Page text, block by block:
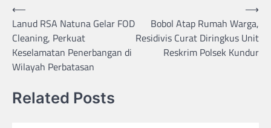
Post
navigation
⟵
Lanud RSA Natuna Gelar FOD
Cleaning, Perkuat
Keselamatan Penerbangan di
Wilayah Perbatasan
Bobol Atap Rumah Warga,
Residivis Curat Diringkus Unit
Reskrim Polsek Kundur
⟶
Related Posts